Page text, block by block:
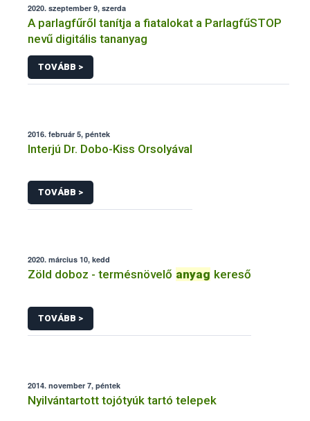
2020. szeptember 9, szerda
A parlagfűről tanítja a fiatalokat a ParlagfűSTOP
nevű digitális tananyag
TOVÁBB >
2016. február 5, péntek
Interjú Dr. Dobo-Kiss Orsolyával
TOVÁBB >
2020. március 10, kedd
Zöld doboz - termésnövelő anyag kereső
TOVÁBB >
2014. november 7, péntek
Nyilvántartott tojótyúk tartó telepek